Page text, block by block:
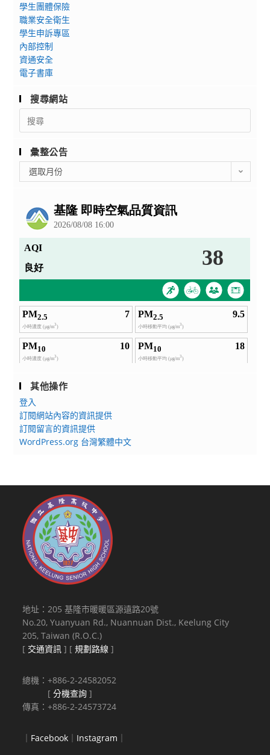
學生團體保險
職業安全衛生
學生申訴專區
內部控制
資通安全
電子書庫
搜尋網站
Search
for:
彙整公告
整
選取月份
其他操作
登入
訂閱網站內容的資訊提供
訂閱留言的資訊提供
WordPress.org 台灣繁體中文
地址：205 基隆市暖暖區源遠路20號
No.20, Yuanyuan Rd., Nuannuan Dist., Keelung City
205, Taiwan (R.O.C.)
[ 交通資訊 ] [規劃路線 ]
總機：+886-2-24582052
[分機查詢 ]
傳真：+886-2-24573724
Facebook Instagram